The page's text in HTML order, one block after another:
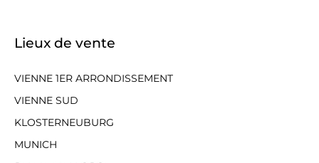
Lieux de vente
VIENNE 1ER ARRONDISSEMENT
VIENNE SUD
KLOSTERNEUBURG
MUNICH